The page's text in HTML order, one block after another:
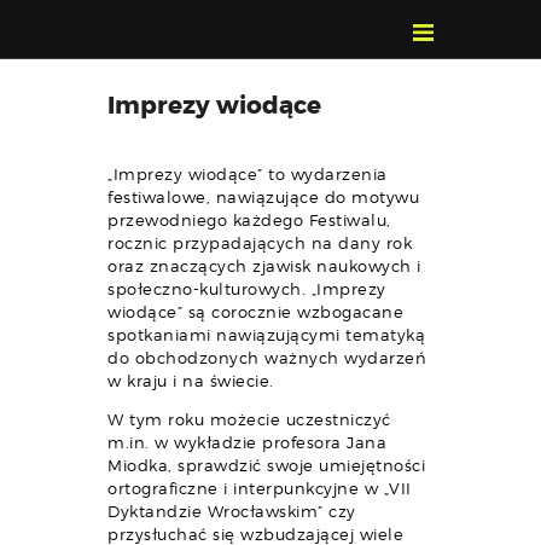
POZNAJ, POLUB,
PAMIĘTAJ!
O FESTIWALU
PROGRAM
KONTAKT
WYSZUKIWARKA
WYDARZEŃ
Imprezy wiodące
„Imprezy wiodące” to wydarzenia
festiwalowe, nawiązujące do motywu
przewodniego każdego Festiwalu,
rocznic przypadających na dany rok
oraz znaczących zjawisk naukowych i
społeczno-kulturowych. „Imprezy
wiodące” są corocznie wzbogacane
spotkaniami nawiązującymi tematyką
do obchodzonych ważnych wydarzeń
w kraju i na świecie.
W tym roku możecie uczestniczyć
m.in. w wykładzie profesora Jana
Miodka, sprawdzić swoje umiejętności
ortograficzne i interpunkcyjne w „VII
Dyktandzie Wrocławskim” czy
przysłuchać się wzbudzającej wiele